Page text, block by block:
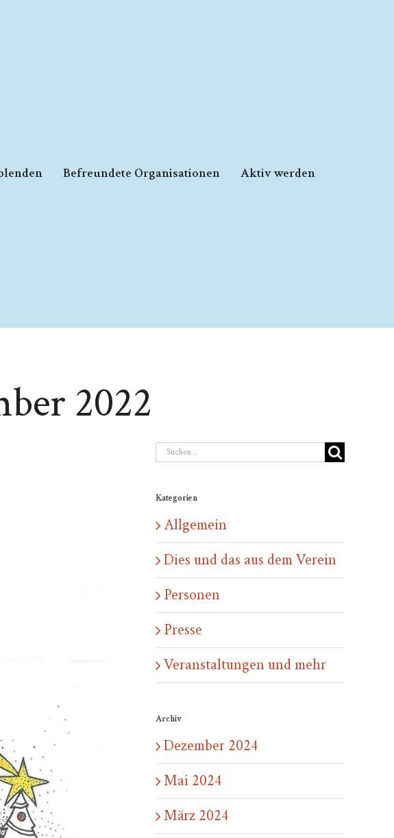
Befreundete Organisationen Aktiv werden
2022
Suche
Kategorien
Allgemein
Dies und das aus dem Verein
Personen
Presse
Veranstaltungen und mehr
Archiv
Dezember 2024
Mai 2024
März 2024